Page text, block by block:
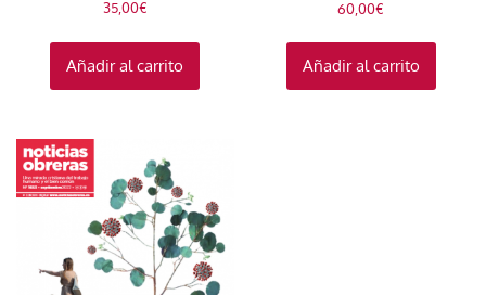
35,00€
Añadir al carrito
60,00€
Añadir al carrito